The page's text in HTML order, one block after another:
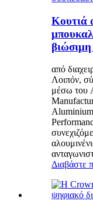
Κουτιά
από
Λοιπόν,
μέσω του
Διαβάστε